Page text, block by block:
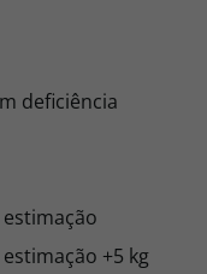
deficiência
+5 kg